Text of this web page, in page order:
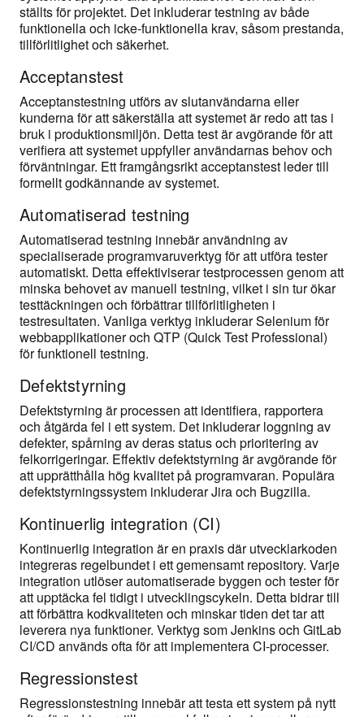
ställts för projektet. Det inkluderar testning av både
funktionella och icke-funktionella krav, såsom prestanda,
tillförlitlighet och säkerhet.
Acceptanstest
Acceptanstestning utförs av slutanvändarna eller
kunderna för att säkerställa att systemet är redo att tas i
bruk i produktionsmiljön. Detta test är avgörande för att
verifiera att systemet uppfyller användarnas behov och
förväntningar. Ett framgångsrikt acceptanstest leder till
formellt godkännande av systemet.
Automatiserad testning
Automatiserad testning innebär användning av
specialiserade programvaruverktyg för att utföra tester
automatiskt. Detta effektiviserar testprocessen genom att
minska behovet av manuell testning, vilket i sin tur ökar
testtäckningen och förbättrar tillförlitligheten i
testresultaten. Vanliga verktyg inkluderar Selenium för
webbapplikationer och QTP (Quick Test Professional)
för funktionell testning.
Defektstyrning
Defektstyrning är processen att identifiera, rapportera
och åtgärda fel i ett system. Det inkluderar loggning av
defekter, spårning av deras status och prioritering av
felkorrigeringar. Effektiv defektstyrning är avgörande för
att upprätthålla hög kvalitet på programvaran. Populära
defektstyrningssystem inkluderar Jira och Bugzilla.
Kontinuerlig integration (CI)
Kontinuerlig integration är en praxis där utvecklarkoden
integreras regelbundet i ett gemensamt repository. Varje
integration utlöser automatiserade byggen och tester för
att upptäcka fel tidigt i utvecklingscykeln. Detta bidrar till
att förbättra kodkvaliteten och minskar tiden det tar att
leverera nya funktioner. Verktyg som Jenkins och GitLab
CI/CD används ofta för att implementera CI-processer.
Regressionstest
Regressionstestning innebär att testa ett system på nytt